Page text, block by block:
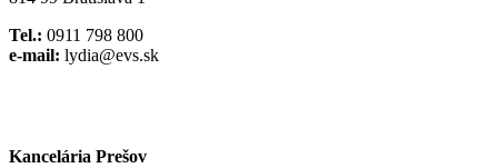
Tel.: 0911 798 800
e-mail: lydia@evs.sk
Kancelária Prešov